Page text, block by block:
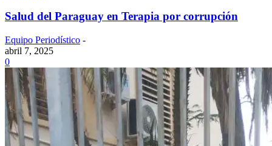
Salud del Paraguay en Terapia por corrupción
Equipo Periodístico -
abril 7, 2025
0